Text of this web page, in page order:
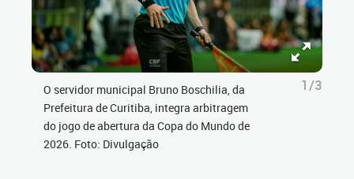
O servidor municipal Bruno Boschilia, da
Prefeitura de Curitiba, integra arbitragem
do jogo de abertura da Copa do Mundo de
2026. Foto: Divulgação
1/3